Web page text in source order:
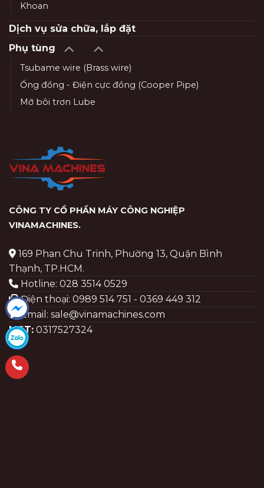
Khoan
Dịch vụ sửa chữa, lắp đặt
Phụ tùng
Tsubame wire (Brass wire)
Ống đồng - Điện cực đồng (Cooper Pipe)
Mỡ bôi trơn Lube
CÔNG TY CỔ PHẦN MÁY CÔNG NGHIỆP
VINAMACHINES.
169 Phan Chu Trinh, Phường 13, Quận Bình
Thạnh, TP.HCM.
Hotline: 028 3514 0529
Điện thoại: 0989 514 751 - 0369 449 312
Email: sale@vinamachines.com
MST: 0317527324